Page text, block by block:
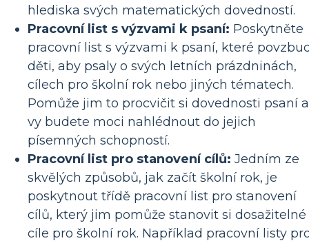
hlediska svých matematických dovedností.
Pracovní list s výzvami k psaní: Poskytněte
pracovní list s výzvami k psaní, které
děti, aby psaly o svých letních prázdninách,
cílech pro školní rok nebo jiných tématech.
Pomůže jim to procvičit si dovednosti psaní a
vy budete moci nahlédnout do jejich
písemných schopností.
Pracovní list pro stanovení cílů: Jedním ze
skvělých způsobů, jak začít školní rok, je
poskytnout třídě pracovní list pro stanovení
cílů, který jim pomůže stanovit si dosažitelné
cíle pro školní rok. Například pracovní listy